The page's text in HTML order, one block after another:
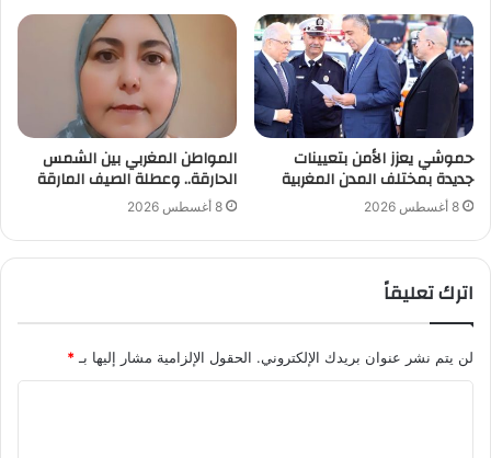
حموشي يعزز الأمن بتعيينات
جديدة بمختلف المدن المغربية
8 أغسطس 2026
المواطن المغربي بين الشمس
الحارقة.. وعطلة الصيف المارقة
8 أغسطس 2026
اترك تعليقاً
لن يتم نشر عنوان بريدك الإلكتروني. الحقول الإلزامية مشار إليها بـ *